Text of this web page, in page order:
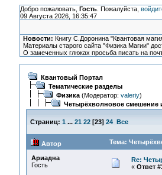
Добро пожаловать, Гость. Пожалуйста,
09 Августа 2026, 16:35:47
Новости: Книгу С.Доронина "Квантовая
Материалы старого сайта "Физика Магии"
О замеченных глюках просьба писать на
Квантовый Портал
Тематические разделы
Физика(Модератор: valeriy)
Четырёхволновое смешение
Страниц: 1 ... 21 22[23] 24 Все
Автор Тема:
Ариадна
Гость
Re:
« Ответ